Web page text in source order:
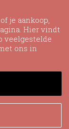
je aankoop,
Hier vindt
veelgestelde
ons in